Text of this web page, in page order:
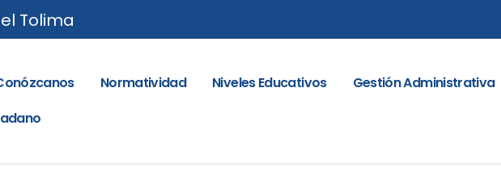
Tolima
Normatividad Niveles Educativos
Gestión Administrativa